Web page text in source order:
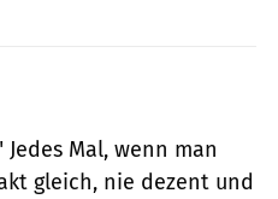
Jedes Mal, wenn man
gleich, nie dezent und